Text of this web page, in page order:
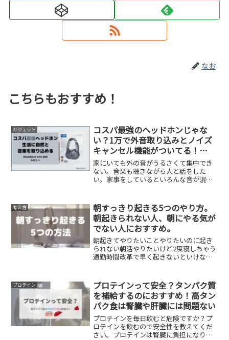
なお
こちらもおすすめ！
ガジェット
コスパ最強のヘッドホンじゃな
い？1万で外音取り込みとノイズ
キャンセル機能がついてる！
【Anker Soundcore Life Q3レビ
ュー】
家にいても外の音がうるさくて集中でき
ない。音楽も聴きながら人と話をした
い。家事をしているといろんな音が混じ
け合わせると作業は苦しくなく続けられ
ます。音楽を聴きながら動...
考え方
朝すっきり起きる5つのやり方。
朝起きられない人、朝にやる気が
でない人におすすめ。
朝起きてやりたいことやりたいのに起き
られない朝活やりたいけど2度寝しちゃう
通勤時間改革で早く起きないといけない
家事を最短時間で終わらせる1カ月毎日8
時間寝るプロテインを...
プロテイン
プロテインって安全？タンパク質
を補給するのにおすすめ！高タン
パク食は腎臓や肝臓には問題ない
プロテインを毎日飲むと危険ですか？プ
ロテインを飲むので安全性を教えてくだ
さい。プロテインは腎臓に負担になりま